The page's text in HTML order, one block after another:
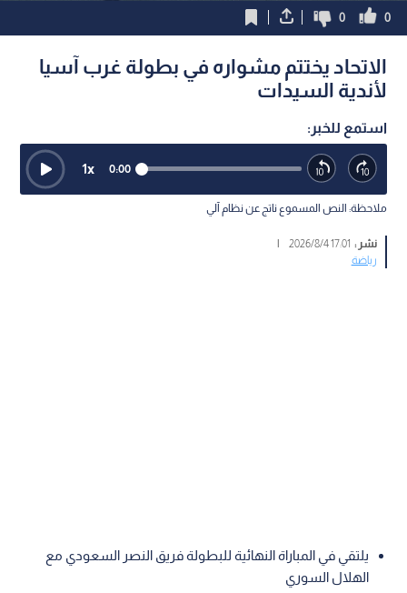
0
0
الاتحاد يختتم مشواره في بطولة غرب آسيا
لأندية السيدات
استمع للخبر:
0:00
1x
ملاحظة: النص المسموع ناتج عن نظام آلي
نشر : 17:01 2026/8/4
|
رياضة
يلتقي في المباراة النهائية للبطولة فريق النصر السعودي مع
الهلال السوري